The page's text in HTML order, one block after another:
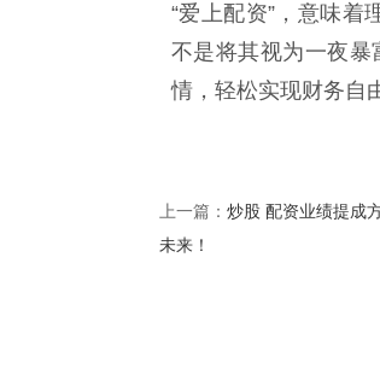
“爱上配资”，意味着
不是将其视为一夜
情，轻松实现财务自
上一篇： 炒股 配资业绩提成
未来！